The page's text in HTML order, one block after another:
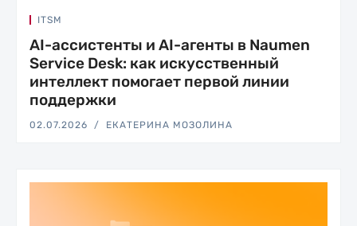
ITSM
AI-ассистенты и AI-агенты в Naumen
Service Desk: как искусственный
интеллект помогает первой линии
поддержки
02.07.2026 ЕКАТЕРИНА МОЗОЛИНА